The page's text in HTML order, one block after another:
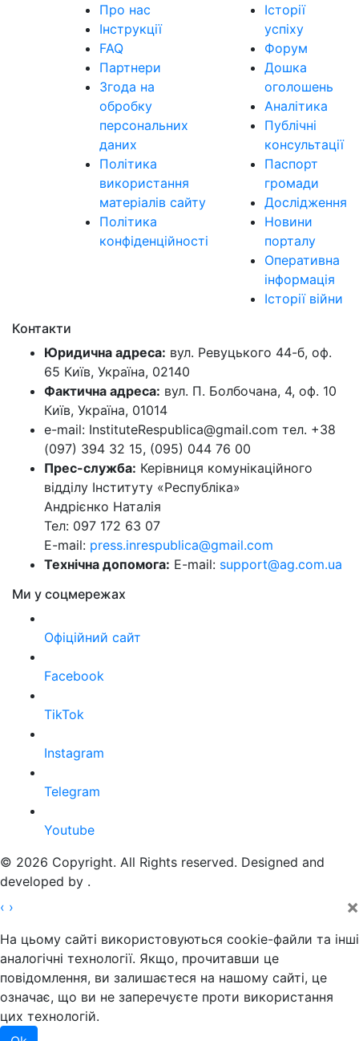
Про нас
Інструкції
FAQ
Партнери
Згода на
обробку
персональних
даних
Політика
використання
матеріалів сайту
Політика
конфіденційності
Історії
успіху
Форум
Дошка
оголошень
Аналітика
Публічні
консультації
Паспорт
громади
Дослідження
Новини
порталу
Оперативна
інформація
Історії війни
Контакти
Юридична адреса: вул. Ревуцького 44-б, оф.
65 Київ, Україна, 02140
Фактична адреса: вул. П. Болбочана, 4, оф. 10
Київ, Україна, 01014
e-mail: InstituteRespublica@gmail.com тел. +38
(097) 394 32 15, (095) 044 76 00
Прес-служба: Керівниця комунікаційного
відділу Інституту «Республіка»
Андрієнко Наталія
Тел: 097 172 63 07
E-mail: press.inrespublica@gmail.com
Технічна допомога: E-mail: support@ag.com.ua
Ми у соцмережах
Офіційний сайт
Facebook
TikTok
Instagram
Telegram
Youtube
© 2026 Copyright. All Rights reserved. Designed and
developed by .
‹ › ×
На цьому сайті використовуються cookie-файли та інші
аналогічні технології. Якщо, прочитавши це
повідомлення, ви залишаєтеся на нашому сайті, це
означає, що ви не заперечуєте проти використання
цих технологій.